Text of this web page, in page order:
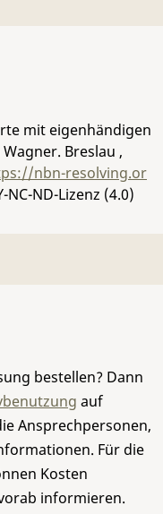
mit eigenhändigen
Breslau ,
nbn-resolving.or
NC-ND-Lizenz (4.0)
bestellen? Dann
auf
Ansprechpersonen,
Für die
Kosten
informieren.